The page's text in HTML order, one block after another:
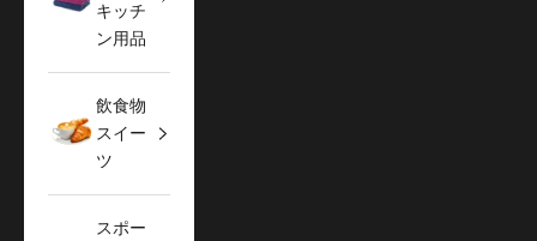
キッチ
ン用品
飲食物
スイー
ツ
スポー